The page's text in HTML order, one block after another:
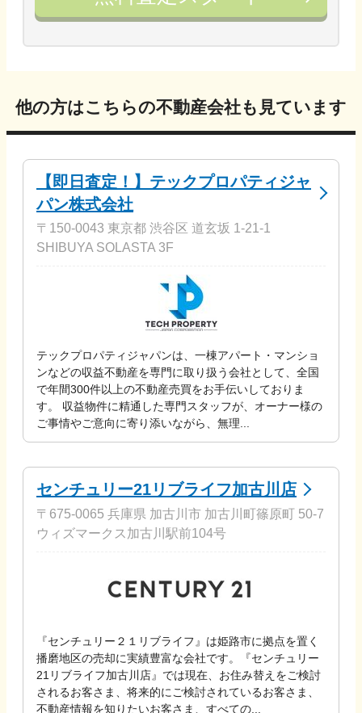
他の方はこちらの不動産会社も見ています
【即日査定！】テックプロパティジャ
パン株式会社
〒150-0043 東京都 渋谷区 道玄坂 1-21-1
SHIBUYA SOLASTA 3F
テックプロパティジャパンは、一棟アパート・マンショ
ンなどの収益不動産を専門に取り扱う会社として、全国
で年間300件以上の不動産売買をお手伝いしておりま
す。 収益物件に精通した専門スタッフが、オーナー様の
ご事情やご意向に寄り添いながら、無理...
センチュリー21リブライフ加古川店
〒675-0065 兵庫県 加古川市 加古川町篠原町 50-7
ウィズマークス加古川駅前104号
『センチュリー２１リブライフ』は姫路市に拠点を置く
播磨地区の売却に実績豊富な会社です。『センチュリー
21リブライフ加古川店』では現在、お住み替えをご検討
されるお客さま、将来的にご検討されているお客さま、
不動産情報を知りたいお客さま、すべての...